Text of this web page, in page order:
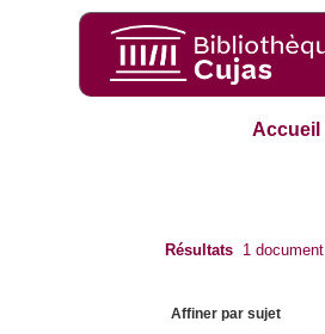
Accueil
Résultats 1 document
Affiner par sujet